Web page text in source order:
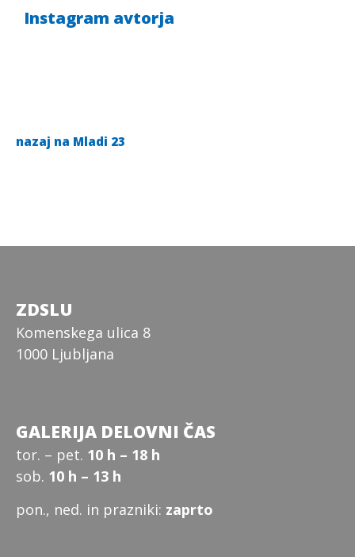
Instagram avtorja
nazaj na Mladi 23
ZDSLU
Komenskega ulica 8
1000 Ljubljana
GALERIJA DELOVNI ČAS
tor. – pet. 10 h – 18 h
sob. 10 h – 13 h
pon., ned. in prazniki: zaprto